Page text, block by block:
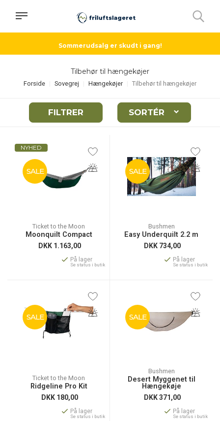
Sommerudsalg er skudt i gang!
Tilbehør til hængekøjer
Forside Sovegrej Hængekøjer Tilbehør til hængekøjer
FILTRER SORTÉR
NYHED
SALE
Ticket to the Moon
Moonquilt Compact
DKK 1.163,00
På lager
Se status i butik
SALE
Bushmen
Easy Underquilt 2.2 m
DKK 734,00
På lager
Se status i butik
SALE
Ticket to the Moon
Ridgeline Pro Kit
DKK 180,00
På lager
Se status i butik
SALE
Bushmen
Desert Myggenet til
Hængekøje
DKK371,00
På lager
Se status i butik